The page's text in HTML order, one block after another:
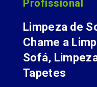
Profissional
Limpeza de
Chame a
Sofá,
Tapetes